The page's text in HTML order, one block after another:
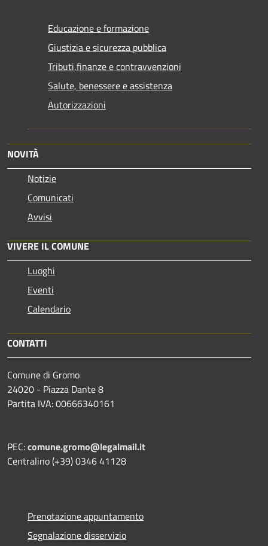
Educazione e formazione
Giustizia e sicurezza pubblica
Tributi,finanze e contravvenzioni
Salute, benessere e assistenza
Autorizzazioni
NOVITÀ
Notizie
Comunicati
Avvisi
VIVERE IL COMUNE
Luoghi
Eventi
Calendario
CONTATTI
Comune di Gromo
24020 - Piazza Dante 8
Partita IVA: 00666340161
PEC:comune.gromo@legalmail.it
Centralino (+39) 0346 41128
Prenotazione appuntamento
Segnalazione disservizio